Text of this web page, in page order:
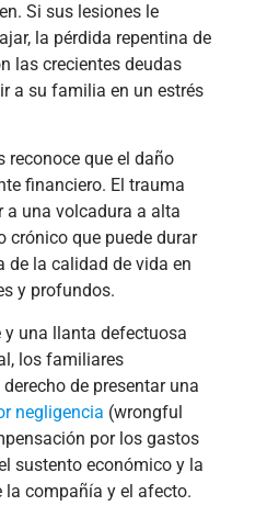
Si sus lesiones le
la pérdida repentina de
las crecientes deudas
a su familia en un estrés
reconoce que el daño
financiero. El trauma
a una volcadura a alta
crónico que puede durar
de la calidad de vida en
y profundos.
una llanta defectuosa
los familiares
de presentar una
negligencia (wrongful
por los gastos
sustento económico y la
la compañía y el afecto.